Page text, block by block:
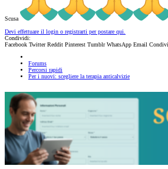
Scusa
Devi effettuare il login o registrarti per postare qui.
Condividi:
Facebook Twitter Reddit Pinterest Tumblr WhatsApp Email
Forums
Percorsi rapidi
Per i nuovi: scegliere la terapia anticalvizie